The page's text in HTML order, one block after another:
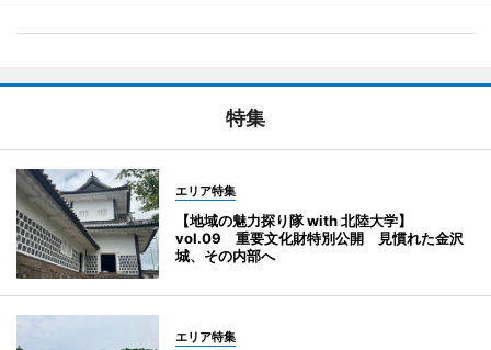
特集
エリア特集
【地域の魅力探り隊 with 北陸大学】
vol.09 重要文化財特別公開 見慣れた金沢
城、その内部へ
エリア特集